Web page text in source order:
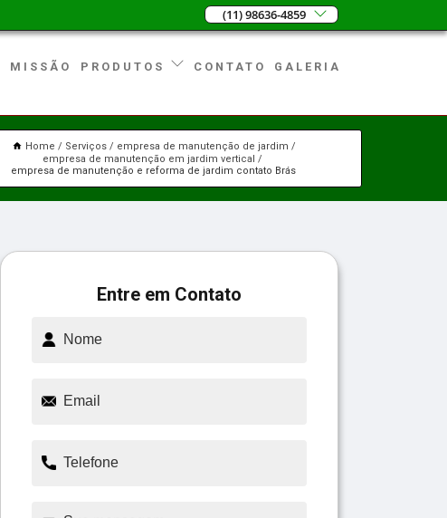
(11) 98636-4859
MISSÃO PRODUTOS CONTATO GALERIA
Home Serviços
empresa de manutenção de jardim
empresa de manutenção em jardim vertical
empresa de manutenção e reforma de jardim contato Brás
Entre em Contato